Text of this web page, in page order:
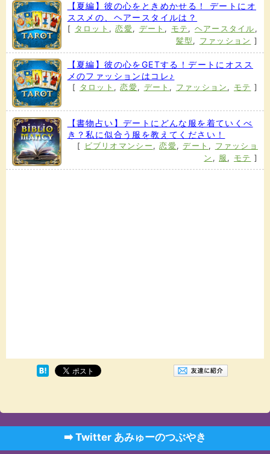
【夏編】彼の心をときめかせる！ デートにオ
ススメの、ヘアースタイルは？
[ タロット ,恋愛, デート , モテ , ヘアースタイル ,
髪型 , ファッション ]
【夏編】彼の心をGETする！デートにオスス
メのファッションはコレ♪
[ タロット ,恋愛, デート , ファッション , モテ ]
【書物占い】デートにどんな服を着ていくべ
き？私に似合う服を教えてください！
[ ビブリオマンシー ,恋愛,デート , ファッショ
ン , 服 , モテ ]
➡️ Twitter あみゅーのつぶやき